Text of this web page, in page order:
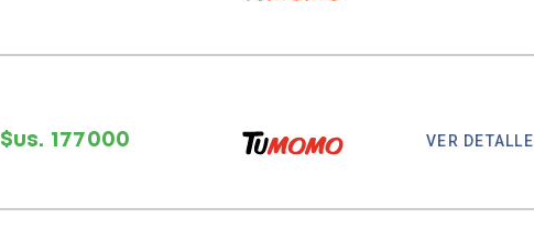
$us. 177000 VER DETALLE